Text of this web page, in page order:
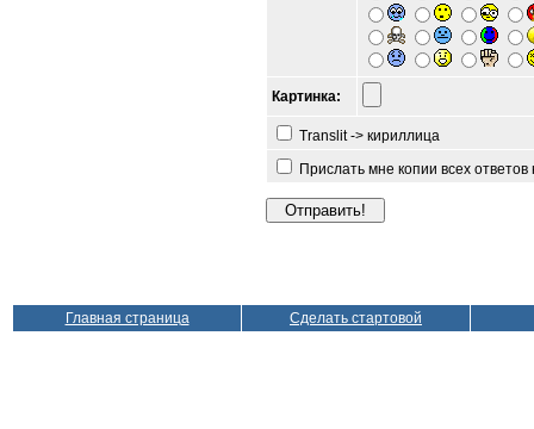
Картинка:
Translit -> кириллица
Прислать мне копии всех
Главная страница Сделать стартовой